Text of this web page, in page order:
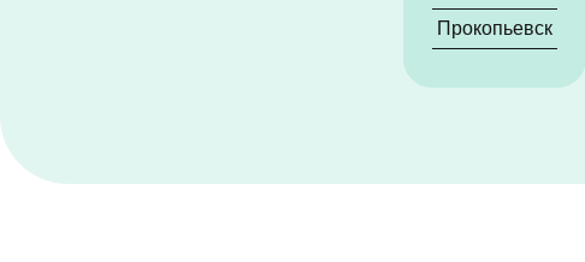
Прокопьевск